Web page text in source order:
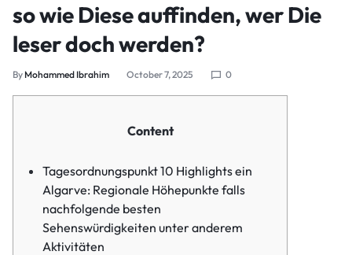
so wie Diese auffinden, wer Die
leser doch werden?
By Mohammed Ibrahim October 7, 2025 0
Content
Tagesordnungspunkt 10 Highlights ein
Algarve: Regionale Höhepunkte falls
nachfolgende besten
Sehenswürdigkeiten unter anderem
Aktivitäten